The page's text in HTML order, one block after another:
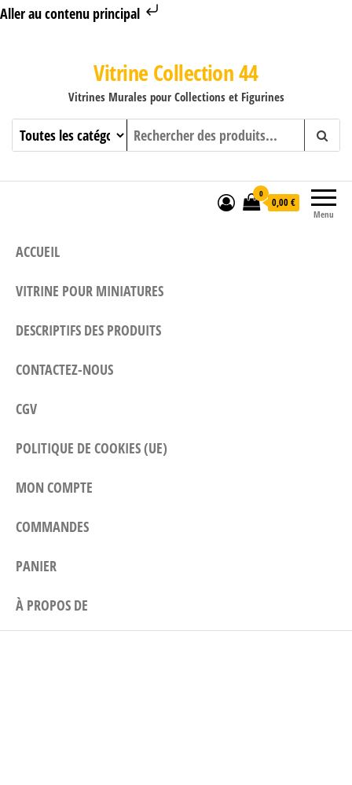
Aller au contenu principal
Vitrine Collection 44
Vitrines Murales pour Collections et Figurines
Menu
0
0,00 €
ACCUEIL
VITRINE POUR MINIATURES
DESCRIPTIFS DES PRODUITS
CONTACTEZ-NOUS
CGV
POLITIQUE DE COOKIES (UE)
MON COMPTE
COMMANDES
PANIER
À PROPOS DE